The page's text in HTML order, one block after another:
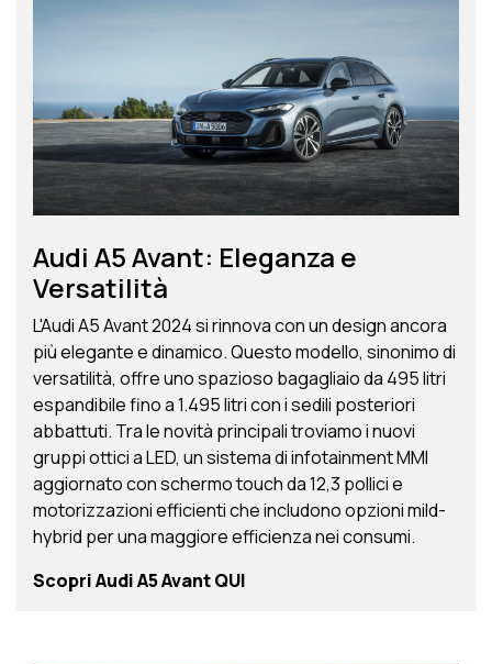
Audi A5 Avant: Eleganza e
Versatilità
L'Audi A5 Avant 2024 si rinnova con un design ancora
più elegante e dinamico. Questo modello, sinonimo di
versatilità, offre uno spazioso bagagliaio da 495 litri
espandibile fino a 1.495 litri con i sedili posteriori
abbattuti. Tra le novità principali troviamo i nuovi
gruppi ottici a LED, un sistema di infotainment MMI
aggiornato con schermo touch da 12,3 pollici e
motorizzazioni efficienti che includono opzioni mild-
hybrid per una maggiore efficienza nei consumi.
Scopri Audi A5 AvantQUI